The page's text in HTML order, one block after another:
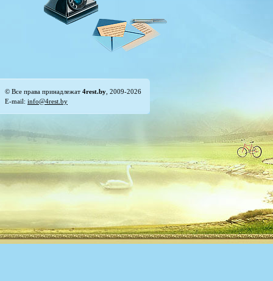
© Все права принадлежат 4rest.by , 2009-2026
E-mail: info@4rest.by